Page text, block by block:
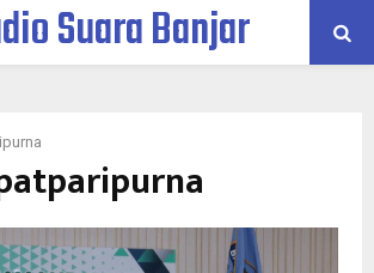
Suara Banjar